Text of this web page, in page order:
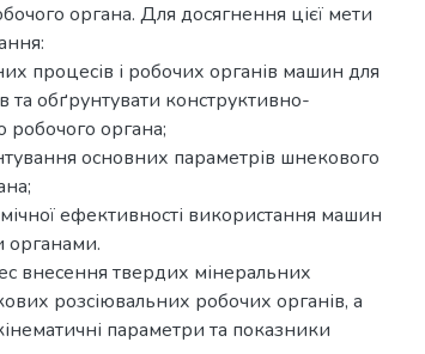
органа. Для досягнення цієї мети
процесів і робочих органів машин для
обґрунтувати конструктивно-
робочого органа;
основних параметрів шнекового
ефективності використання машин
органами.
внесення твердих мінеральних
розсіювальних робочих органів, а
параметри та показники